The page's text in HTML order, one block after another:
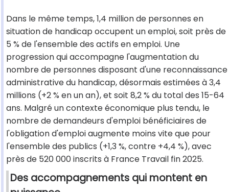
Dans le même temps, 1,4 million de personnes en
situation de handicap occupent un emploi, soit près de
5 % de l'ensemble des actifs en emploi. Une
progression qui accompagne l'augmentation du
nombre de personnes disposant d'une reconnaissance
administrative du handicap, désormais estimées à 3,4
millions (+2 % en un an), et soit 8,2 % du total des 15-64
ans. Malgré un contexte économique plus tendu, le
nombre de demandeurs d'emploi bénéficiaires de
l'obligation d'emploi augmente moins vite que pour
l'ensemble des publics (+1,3 %, contre +4,4 %), avec
près de 520 000 inscrits à France Travail fin 2025.
Des accompagnements qui montent en